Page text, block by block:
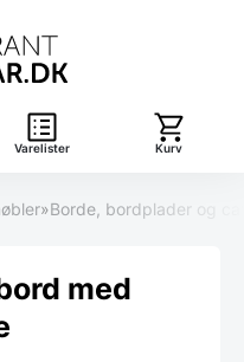
Varelister Kurv
»Borde, bordplader og
med